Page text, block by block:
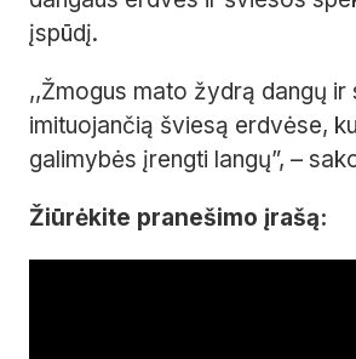
įspūdį.
,,Žmogus mato žydrą dangų ir
imituojančią šviesą erdvėse,
galimybės įrengti langų”, –
Žiūrėkite pranešimo įrašą: